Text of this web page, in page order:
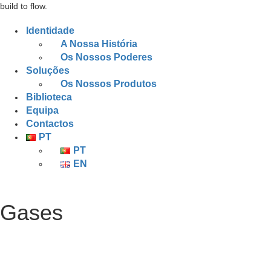
build to flow.
Identidade
A Nossa História
Os Nossos Poderes
Soluções
Os Nossos Produtos
Biblioteca
Equipa
Contactos
PT
PT
EN
Gases